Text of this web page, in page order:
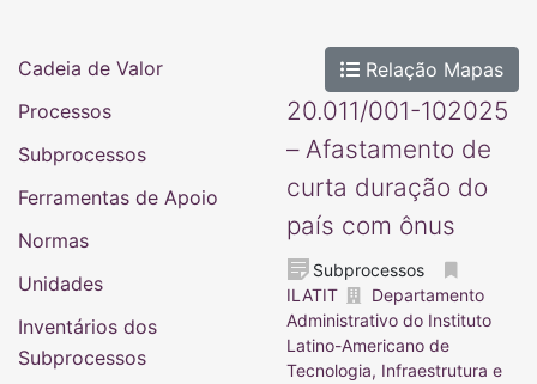
Relação Mapas
20.011/001-102025
– Afastamento de
curta duração do
país com ônus
Subprocessos
ILATIT
Departamento
Administrativo do Instituto
Latino-Americano de
Tecnologia, Infraestrutura e
Cadeia de Valor
Processos
Subprocessos
Ferramentas de Apoio
Normas
Unidades
Inventários dos
Subprocessos